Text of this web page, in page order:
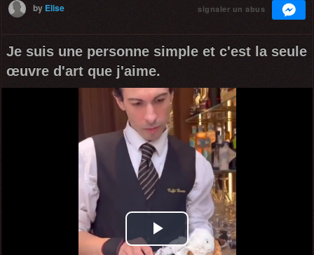
by Elise signaler un abus
Je suis une personne simple et c'est la seule
œuvre d'art que j'aime.
Play